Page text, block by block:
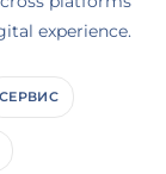
experience.
СЕРВИС